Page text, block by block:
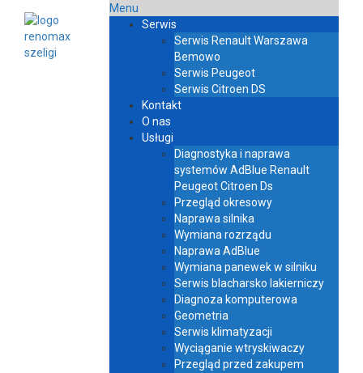
Menu
Serwis
Serwis Renault Warszawa
Bemowo
Serwis Peugeot
Serwis Citroen DS
Kontakt
O nas
Usługi
Diagnostyka i naprawa
systemów AdBlue Renault
Peugeot Citroen Ds
Przegląd okresowy
Naprawa silnika
Wymiana rozrządu
Naprawa AdBlue
Wymiana panewek w silniku
Serwis blacharsko lakierniczy
Diagnoza komputerowa
Geometria
Serwis klimatyzacji
Wyciąganie wtryskiwaczy
Przegląd przed zakupem